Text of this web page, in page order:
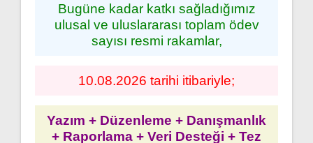
Bugüne kadar katkı sağladığımız
ulusal ve uluslararası toplam ödev
sayısı resmi rakamlar,
10.08.2026 tarihi itibariyle;
Yazım + Düzenleme + Danışmanlık
+ Raporlama + Veri Desteği + Tez